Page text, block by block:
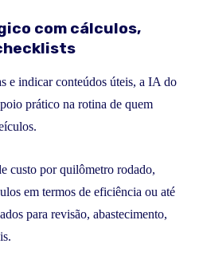
com cálculos,
e indicar conteúdos úteis, a IA do
prático na rotina de quem
custo por quilômetro rodado,
em termos de eficiência ou até
para revisão, abastecimento,